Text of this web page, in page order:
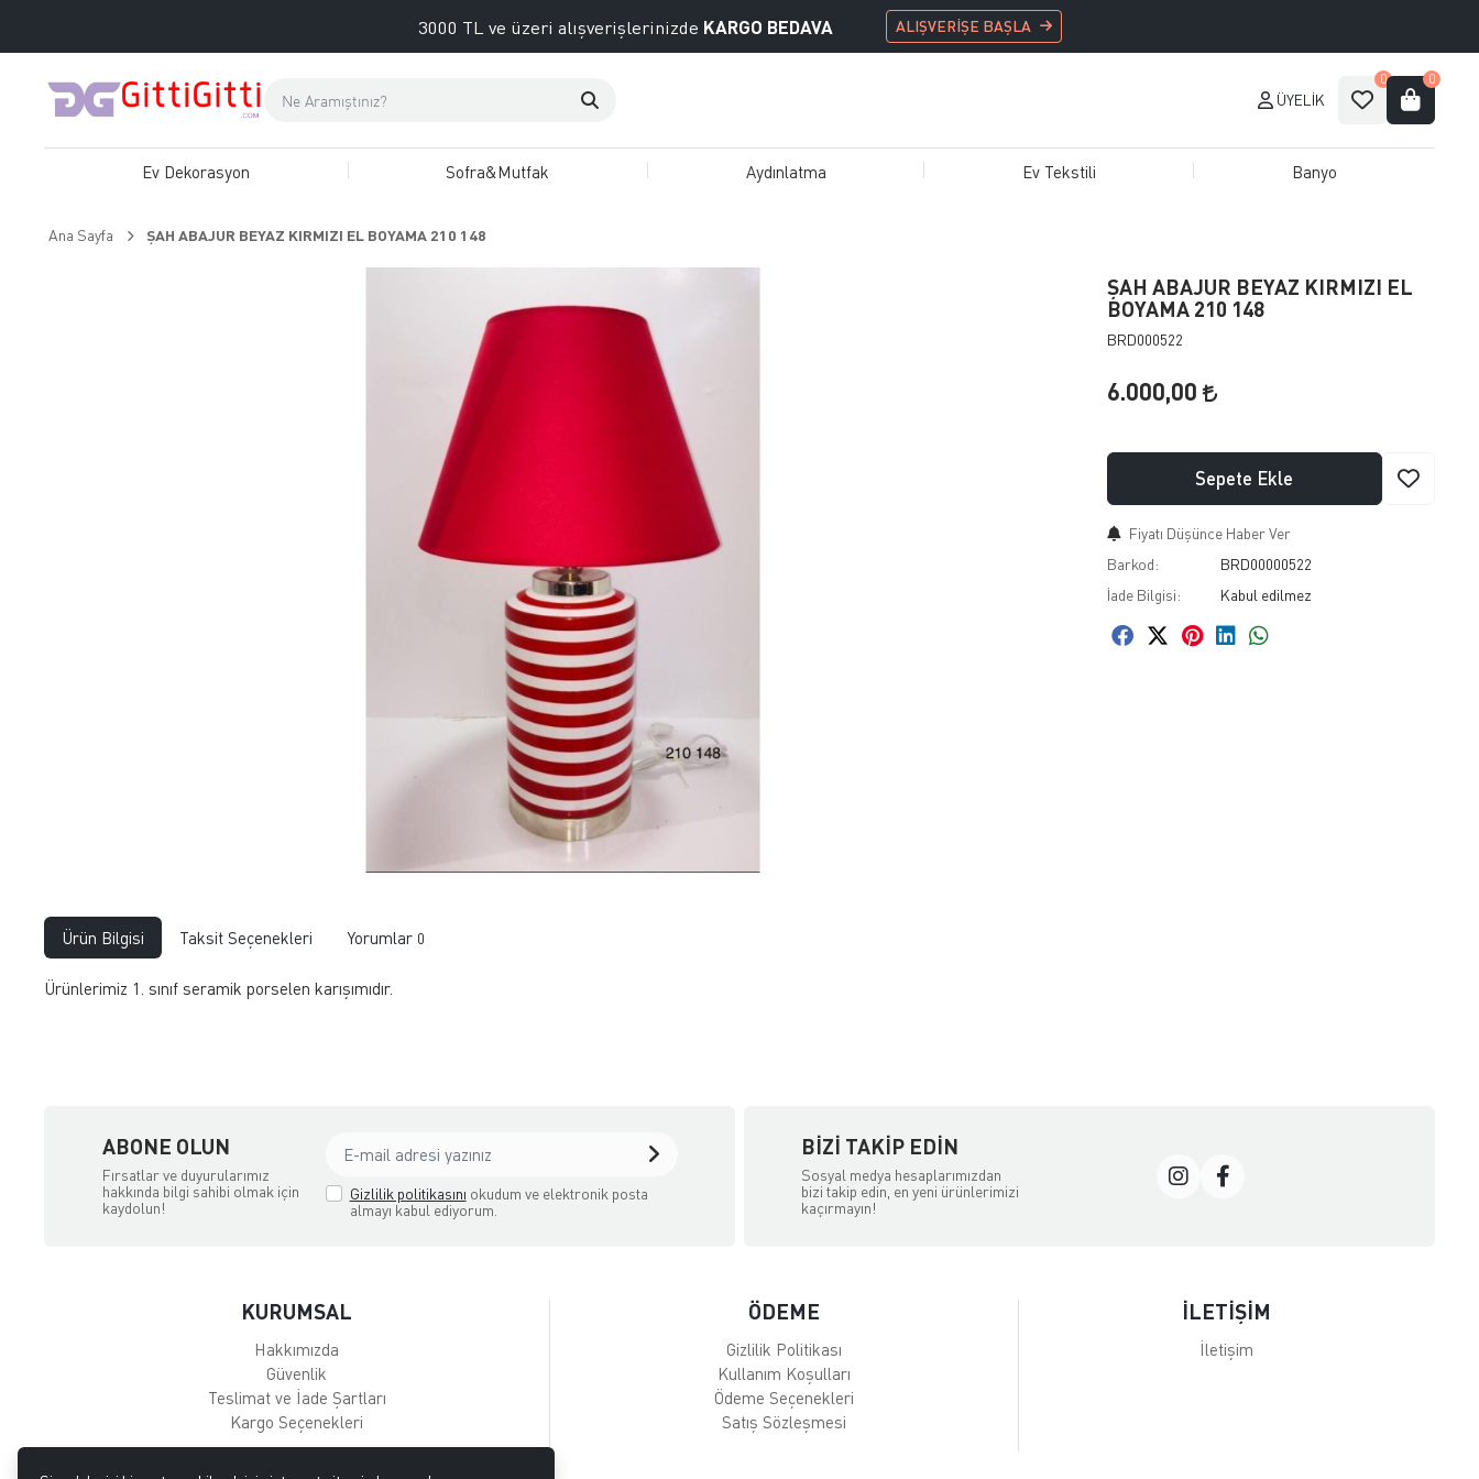
3000 TL ve üzeri alışverişlerinizde KARGO BEDAVA ALIŞVERİŞE BAŞLA
ÜYELIK
0 0
Ev Dekorasyon Sofra&Mutfak Aydınlatma Ev Tekstili Banyo
Ana Sayfa ŞAH ABAJUR BEYAZ KIRMIZI EL BOYAMA 210 148
ŞAH ABAJUR BEYAZ KIRMIZI EL
BOYAMA 210 148
BRD000522
6.000,00
Sepete Ekle
Fiyatı Düşünce Haber Ver
Barkod:
BRD00000522
İade Bilgisi:
Ürün Bilgisi Taksit Seçenekleri Yorumlar 0
Ürünlerimiz 1. sınıf seramik porselen karışımıdır.
ABONE OLUN
Fırsatlar ve duyurularımız
hakkında bilgi sahibi olmak için
kaydolun!
Gizlilik politikasını okudum ve elektronik posta
almayı kabul ediyorum.
BIZI TAKIP EDIN
Sosyal medya hesaplarımızdan
bizi takip edin, en yeni ürünlerimizi
kaçırmayın!
KURUMSAL
Hakkımızda
Güvenlik
Teslimat ve İade Şartları
Kargo Seçenekleri
ÖDEME
Gizlilik Politikası
Kullanım Koşulları
Ödeme Seçenekleri
Satış Sözleşmesi
İLETİŞİM
İletişim